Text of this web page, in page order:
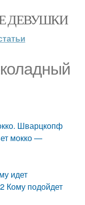
ДЕВУШКИ
Шварцкопф
мокко —
идет
Кому подойдет